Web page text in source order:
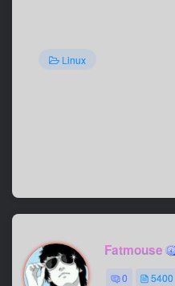
Linux
Fatmouse
0 5400